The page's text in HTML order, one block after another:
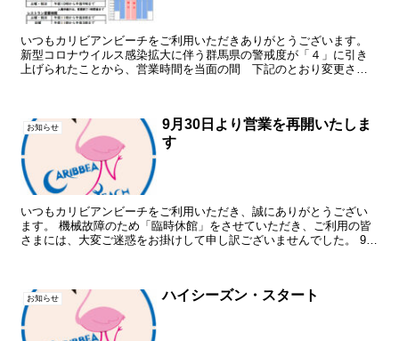
いつもカリビアンビーチをご利用いただきありがとうございます。
新型コロナウイルス感染拡大に伴う群馬県の警戒度が「４」に引き
上げられたことから、営業時間を当面の間 下記のとおり変更させ
お知らせ
9月30日より営業を再開いたしま
す
いつもカリビアンビーチをご利用いただき、誠にありがとうござい
ます。 機械故障のため「臨時休館」をさせていただき、ご利用の皆
さまには、大変ご迷惑をお掛けして申し訳ございませんでした。 9月
お知らせ ハイシーズン・スタート